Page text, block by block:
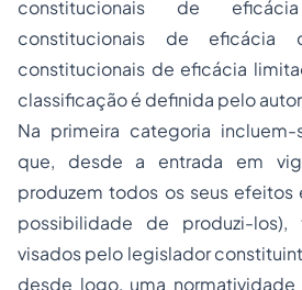
constitucionais de
constitucionais de eficácia
constitucionais de eficácia
classificação é definida pelo
Na primeira categoria
que, desde a entrada em
produzem todos os seus efeitos
possibilidade de produzi-
visados pelo legislador
desde logo, uma normatividade